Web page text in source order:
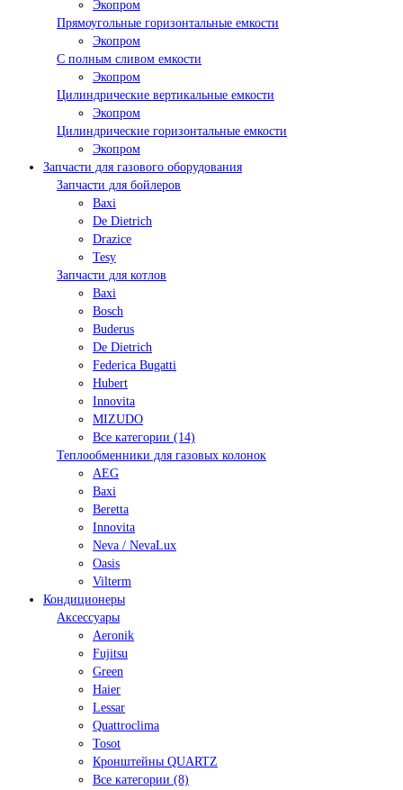
Экопром
Прямоугольные горизонтальные емкости
Экопром
С полным сливом емкости
Экопром
Цилиндрические вертикальные емкости
Экопром
Цилиндрические горизонтальные емкости
Экопром
Запчасти для газового оборудования
Запчасти для бойлеров
Baxi
De Dietrich
Drazice
Tesy
Запчасти для котлов
Baxi
Bosch
Buderus
De Dietrich
Federica Bugatti
Hubert
Innovita
MIZUDO
Все категории (14)
Теплообменники для газовых колонок
AEG
Baxi
Beretta
Innovita
Neva / NevaLux
Oasis
Vilterm
Кондиционеры
Аксессуары
Aeronik
Fujitsu
Green
Haier
Lessar
Quattroclima
Tosot
Кронштейны QUARTZ
Все категории (8)